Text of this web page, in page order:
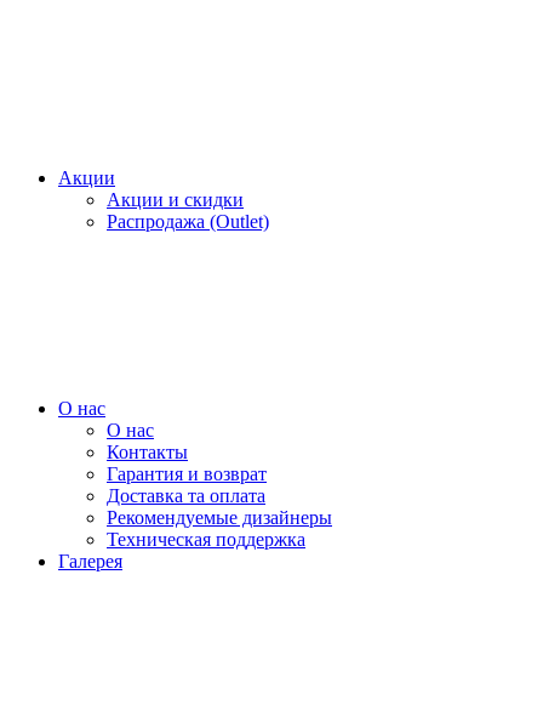
Акции
Акции и скидки
Распродажа (Outlet)
О нас
О нас
Контакты
Гарантия и возврат
Доставка та оплата
Рекомендуемые дизайнеры
Техническая поддержка
Галерея